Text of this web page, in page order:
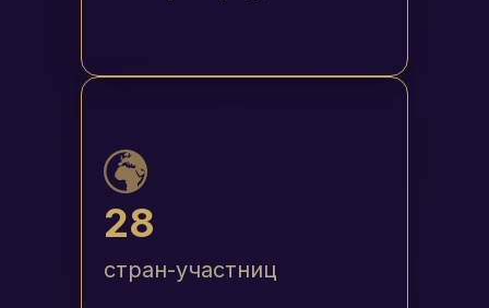
28
стран-участниц